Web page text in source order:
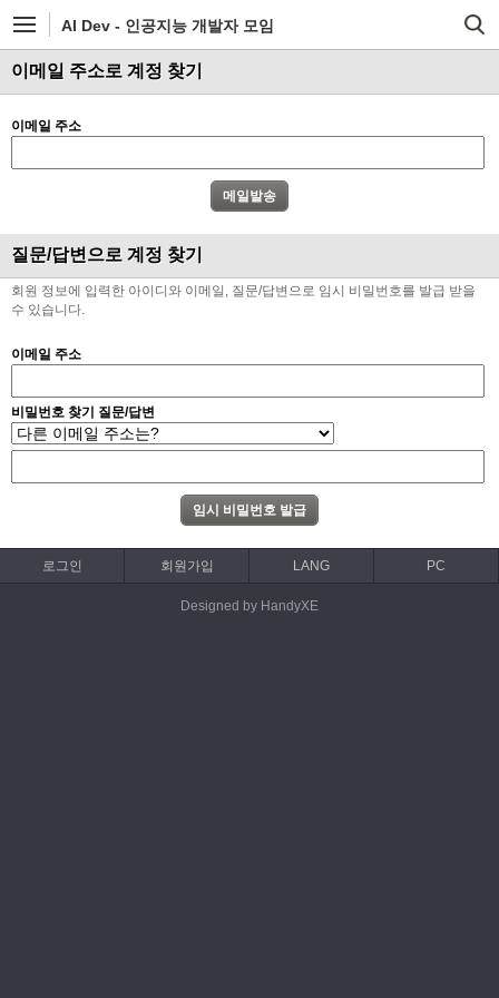
AI Dev - 인공지능 개발자 모임
이메일 주소로 계정 찾기
이메일 주소
질문/답변으로 계정 찾기
회원 정보에 입력한 아이디와 이메일, 질문/답변으로 임시 비밀번호를 발급 받을
수 있습니다.
이메일 주소
비밀번호 찾기 질문/답변
로그인 회원가입 LANG PC
Designed by HandyXE